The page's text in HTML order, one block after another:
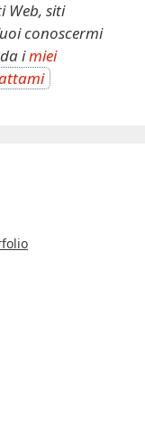
Web, siti
conoscermi
imiei